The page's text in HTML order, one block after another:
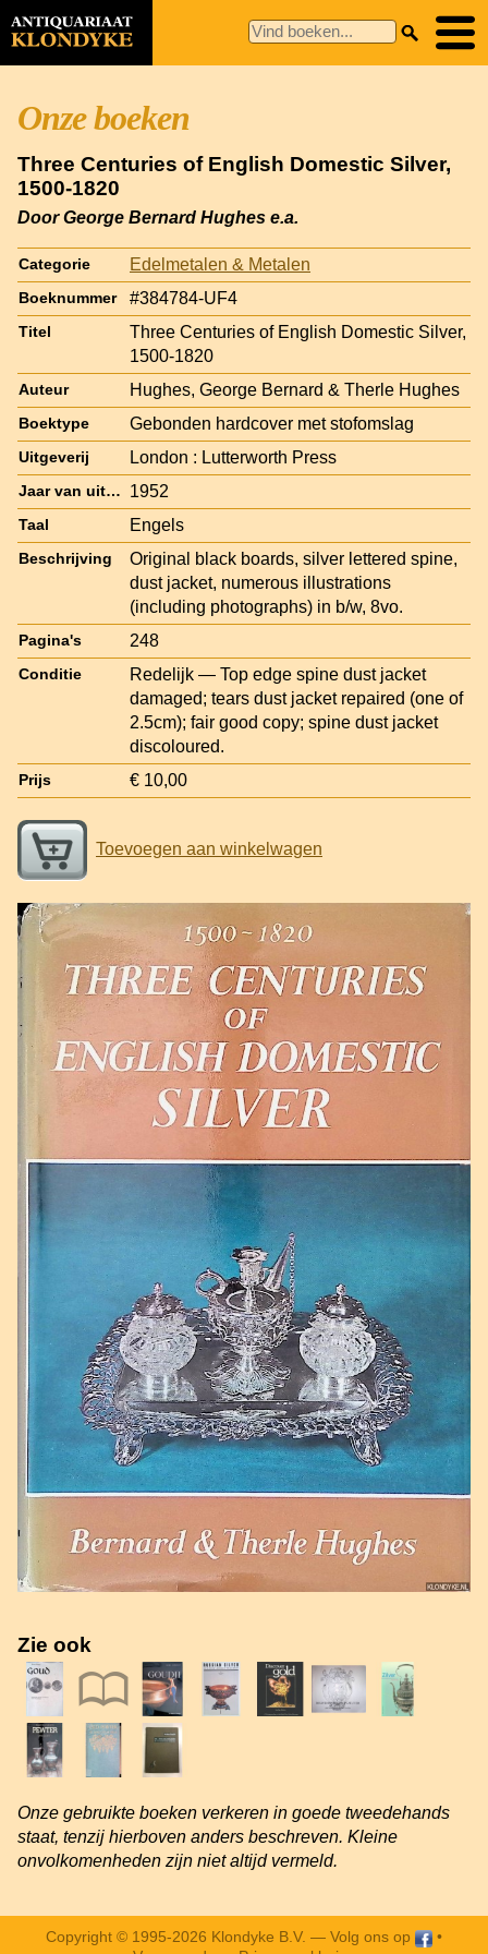
Onze boeken
Three Centuries of English Domestic Silver,
1500-1820
Door George Bernard Hughes e.a.
Categorie Edelmetalen & Metalen
Boeknummer #384784-UF4
Titel
Three Centuries of English Domestic Silver,
1500-1820
Auteur Hughes, George Bernard & Therle Hughes
Boektype Gebonden hardcover met stofomslag
Uitgeverij London : Lutterworth Press
Jaar van uitgave 1952
Taal Engels
Beschrijving
Original black boards, silver lettered spine,
dust jacket, numerous illustrations
(including photographs) in b/w, 8vo.
Pagina's 248
Conditie
Redelijk — Top edge spine dust jacket
damaged; tears dust jacket repaired (one of
2.5cm); fair good copy; spine dust jacket
discoloured.
Prijs € 10,00
Toevoegen aan winkelwagen
Zie ook
Onze gebruikte boeken verkeren in goede tweedehands
staat, tenzij hierboven anders beschreven. Kleine
onvolkomenheden zijn niet altijd vermeld.
Copyright © 1995-2026 Klondyke B.V. — Volg ons op
•